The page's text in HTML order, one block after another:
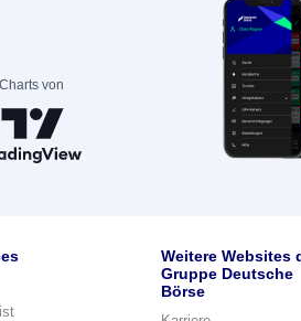
Charts von
Weitere Websites
Gruppe Deutsche
Börse